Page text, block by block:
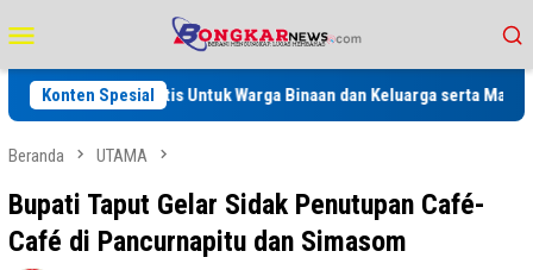
ke
kontenMobile
Konten Spesial
Gratis Untuk Warga Binaan dan Keluarga serta Masyarakat
Beranda UTAMA
Bupati Taput Gelar Sidak Penutupan Café-
Café di Pancurnapitu dan Simasom